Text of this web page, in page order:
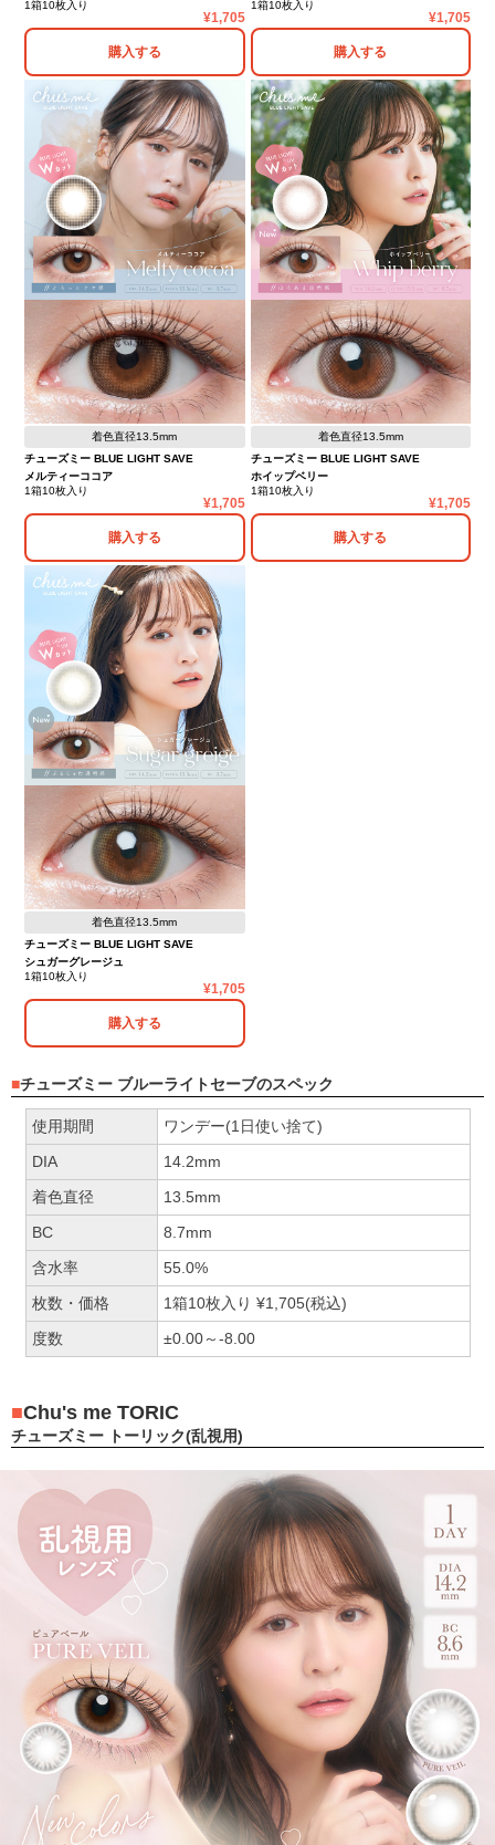
1箱10枚入り
1,705
購入する
1箱10枚入り
1,705
購入する
着色直径13.5mm
チューズミー BLUE LIGHT SAVE
メルティーココア
1箱10枚入り
1,705
購入する
着色直径13.5mm
チューズミー BLUE LIGHT SAVE
ホイップベリー
1箱10枚入り
1,705
購入する
着色直径13.5mm
チューズミー BLUE LIGHT SAVE
シュガーグレージュ
1箱10枚入り
1,705
購入する
チューズミー ブルーライトセーブのスペック
使用期間
ワンデー(1日使い捨て)
DIA
14.2mm
着色直径
13.5mm
BC
8.7mm
含水率
55.0%
枚数・価格
1箱10枚入り ¥1,705(税込)
度数
±0.00～-8.00
Chu's me TORIC
チューズミー トーリック(乱視用)